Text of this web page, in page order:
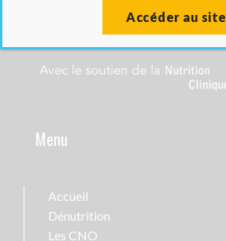
Menu
Accueil
Dénutrition
Les CNO
Accéder au site